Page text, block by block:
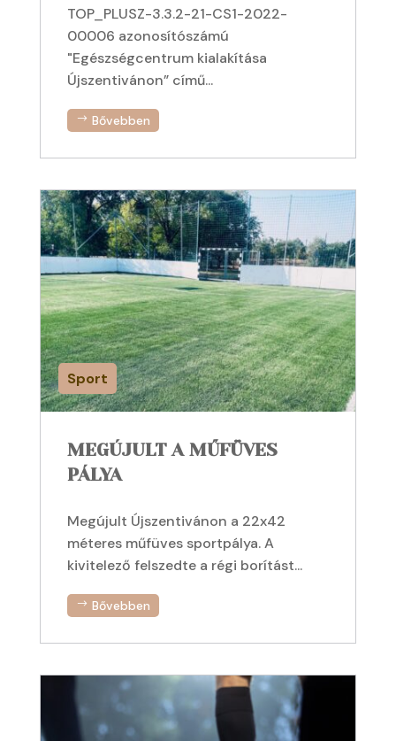
TOP_PLUSZ-3.3.2-21-CS1-2022-
00006 azonosítószámú
"Egészségcentrum kialakítása
Újszentivánon” című...
Bővebben
Sport
MEGÚJULT A MŰFÜVES
PÁLYA
Megújult Újszentivánon a 22x42
méteres műfüves sportpálya. A
kivitelező felszedte a régi borítást...
Bővebben